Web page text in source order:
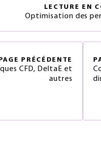
LECTURE EN
Optimisation des
PRÉCÉDENTE
CFD, DeltaE et
autres